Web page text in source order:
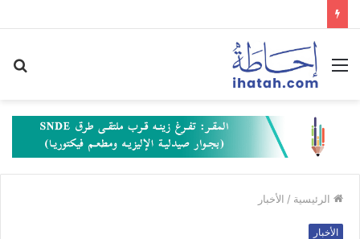
القائمة
الرئيسية / الأخبار
الأخبار